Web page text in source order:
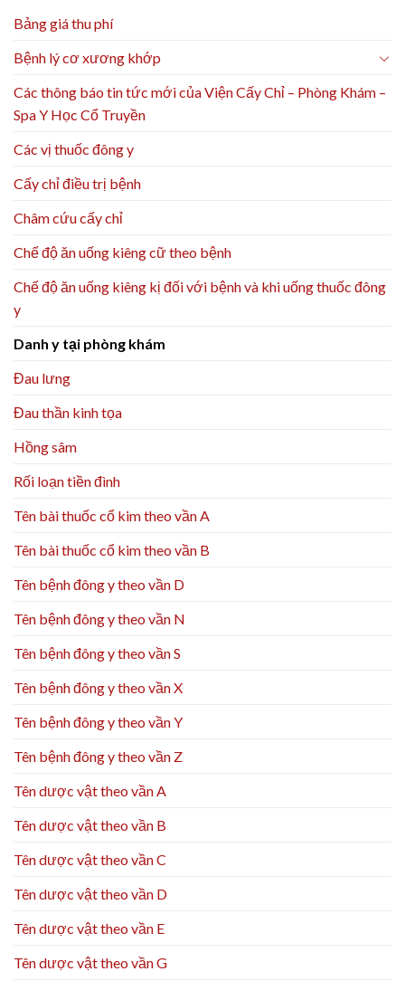
Bảng giá thu phí
Bệnh lý cơ xương khớp
Các thông báo tin tức mới của Viện Cấy Chỉ – Phòng Khám –
Spa Y Học Cổ Truyền
Các vị thuốc đông y
Cấy chỉ điều trị bệnh
Châm cứu cấy chỉ
Chế độ ăn uống kiêng cữ theo bệnh
Chế độ ăn uống kiêng kị đối với bệnh và khi uống thuốc đông
y
Danh y tại phòng khám
Đau lưng
Đau thần kinh tọa
Hồng sâm
Rối loạn tiền đình
Tên bài thuốc cổ kim theo vần A
Tên bài thuốc cổ kim theo vần B
Tên bệnh đông y theo vần D
Tên bệnh đông y theo vần N
Tên bệnh đông y theo vần S
Tên bệnh đông y theo vần X
Tên bệnh đông y theo vần Y
Tên bệnh đông y theo vần Z
Tên dược vật theo vần A
Tên dược vật theo vần B
Tên dược vật theo vần C
Tên dược vật theo vần D
Tên dược vật theo vần E
Tên dược vật theo vần G